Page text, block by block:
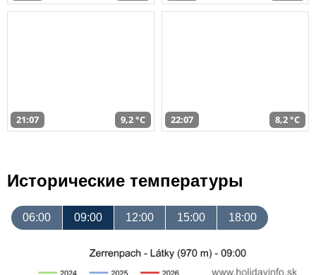
21:07 9,2 °C 22:07 8,2 °C
Исторические температуры
06:00 09:00 12:00 15:00 18:00